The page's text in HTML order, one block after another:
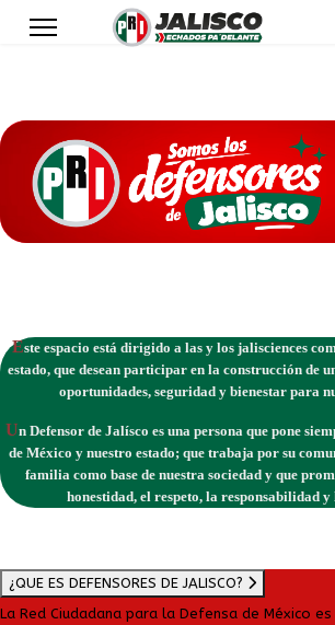
Este espacio está dirigido a las y los jalisciences comprometidos con nuestro
estado, que desean participar en la construcción de
oportunidades, seguridad y bienestar para
Un Defensor de Jalísco es una persona que pone siempre por delante el interés
de México y nuestro estado; que trabaja por su
familia como base de nuestra sociedad y que
honestidad, el respeto, la responsabilidad
¿QUE ES DEFENSORES DE JALISCO?
La Red Ciudadana para la Defensa de México